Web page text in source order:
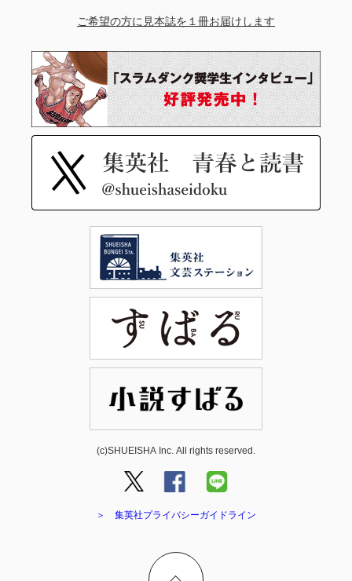
ご希望の方に見本誌を１冊お届けします
(c)SHUEISHA Inc. All rights reserved.
＞ 集英社プライバシーガイドライン